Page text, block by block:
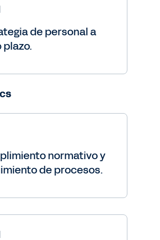
de personal a
plazo.
normativo y
de procesos.